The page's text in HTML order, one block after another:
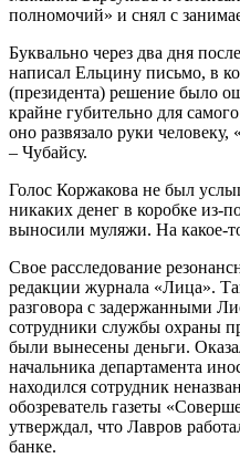
полномочий» и снял с
Буквально через два дня
написал Ельцину письмо, в
(президента) решение было
крайне губительно для
оно развязало руки человеку,
– Чубайсу.
Голос Коржакова не был
никаких денег в коробке из-
выносили муляжи. На какое-
Свое расследование
редакции журнала «Лица».
разговора с задержанными
сотрудники службы охраны
были вынесены деньги.
начальника департамента
находился сотрудник
обозреватель газеты
утверждал, что Лавров
банке.